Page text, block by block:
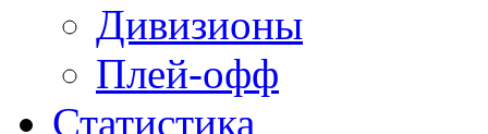
Дивизионы
Плей-офф
Статистика